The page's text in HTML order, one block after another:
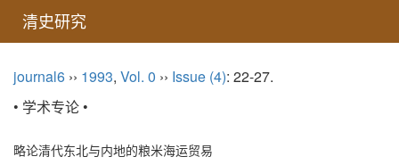
清史研究
journal6 ›› 1993, Vol. 0 ›› Issue (4): 22-27.
• 学术专论 •
略论清代东北与内地的粮米海运贸易